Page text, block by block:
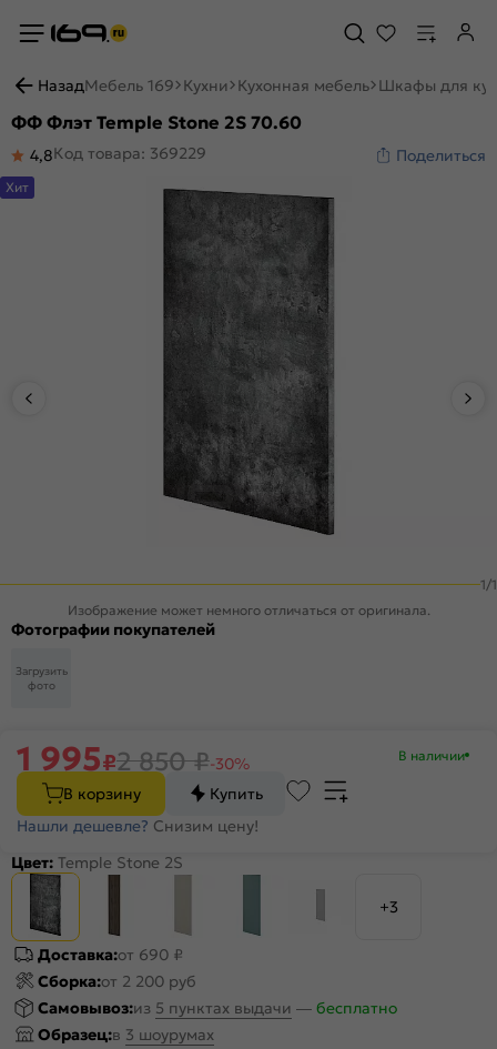
НазадМебель 169 Кухни Кухонная мебель Шкафы для
ФФ Флэт Temple Stone 2S 70.60
4,8Код товара: 369229 Поделиться
1/1
Хит
Изображение может немного отличаться от оригинала.
Фотографии покупателей
Загрузить
фото
1 995₽2 850₽-30% В наличии
В корзину
Купить
Нашли дешевле? Снизим цену!
Цвет: Temple Stone 2S
+3
Доставка:от 690 ₽
Сборка:от 2 200 руб
Самовывоз:из 5 пунктах выдачи — бесплатно
Образец:в 3 шоурумах